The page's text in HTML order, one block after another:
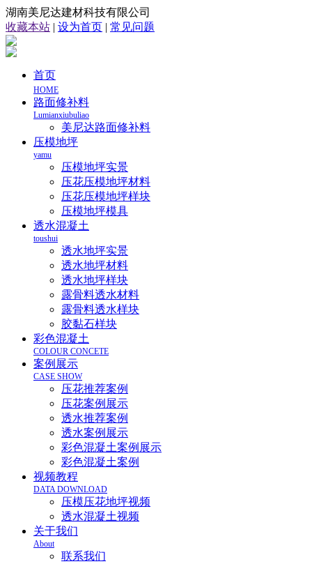
湖南美尼达建材科技有限公司
收藏本站 | 设为首页 | 常见问题
首页
HOME
路面修补料
Lumianxiubuliao
美尼达路面修补料
压模地坪
yamu
压模地坪实景
压花压模地坪材料
压花压模地坪样块
压模地坪模具
透水混凝土
toushui
透水地坪实景
透水地坪材料
透水地坪样块
露骨料透水材料
露骨料透水样块
胶黏石样块
彩色混凝土
COLOUR CONCETE
案例展示
CASE SHOW
压花推荐案例
压花案例展示
透水推荐案例
透水案例展示
彩色混凝土案例展示
彩色混凝土案例
视频教程
DATA DOWNLOAD
压模压花地坪视频
透水混凝土视频
关于我们
About
联系我们